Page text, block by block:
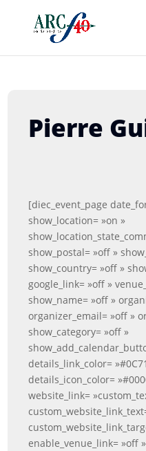
Pierre
[diec_event_page
show_location= »on »
show_postal= »off »
show_country= »off »
google_link= »off »
show_name= »off »
organizer_email= »off »
show_category= »off »
details_link_color=
details_icon_color=
website_link=
enable_venue_link= »off